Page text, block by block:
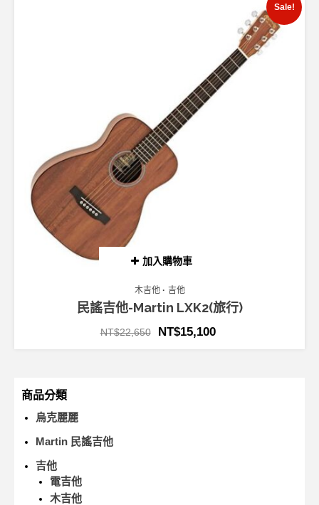
加入購物車
Sale!
木吉他 吉他
民謠吉他-Martin LXK2(旅行)
NT$22,650 NT$15,100
商品分類
烏克麗麗
Martin 民謠吉他
吉他
電吉他
木吉他